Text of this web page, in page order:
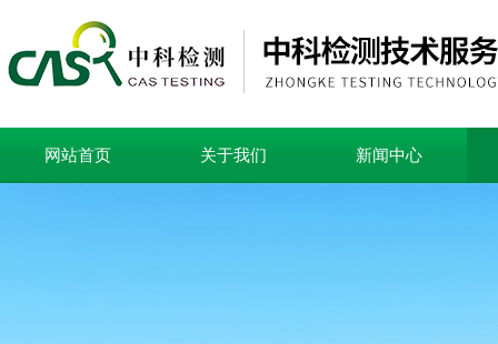
网站首页 关于我们 新闻中心